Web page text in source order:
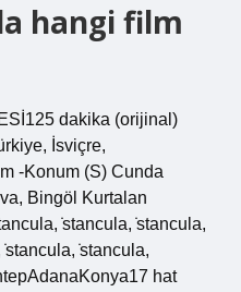
hangi film
dakika (orijinal)
İsviçre,
-Konum (S) Cunda
Bingöl Kurtalan
̇stancula, ̇stancula,
̇stancula,
hat